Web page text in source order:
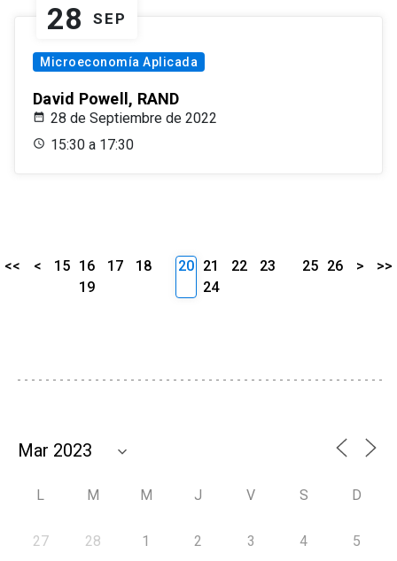
28 SEP
Microeconomía Aplicada
David Powell, RAND
28 de Septiembre de 2022
15:30 a 17:30
<< < 15 16 17
18
19
20 21 22
23
24
25 26 > >>
L M M J V S D
27 28 1 2 3 4 5